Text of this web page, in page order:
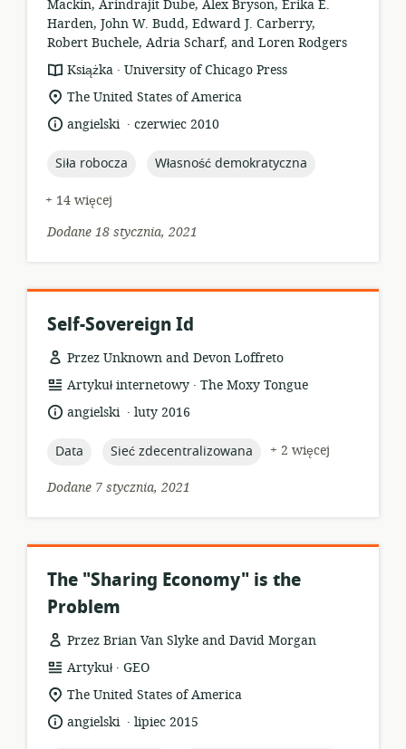
Mackin, Arindrajit Dube, Alex Bryson, Erika E.
Harden, John W. Budd, Edward J. Carberry,
Robert Buchele, Adria Scharf, and Loren Rodgers
format
zasobów:
Książka .
wydawca:
University of Chicago Press
istotna
lokalizacja:
The United States of America
język:angielski .
dataczerwiec 2010
topic:
Siła robocza topic:
Własność demokratyczna
+ 14 więcej
Dodane 18 stycznia, 2021
Self-Sovereign Id
Przez Unknown and Devon Loffreto
format
zasobów:
Artykuł internetowy .
wydawca:
The Moxy Tongue
język:angielski .
dataluty 2016
topic:
Data topic:
Sieć zdecentralizowana
+ 2 więcej
Dodane 7 stycznia, 2021
The "Sharing Economy" is the
Problem
Przez Brian Van Slyke and David Morgan
format
zasobów:
Artykuł .
wydawca:
GEO
istotna
lokalizacja:
The United States of America
język:angielski .
datalipiec 2015